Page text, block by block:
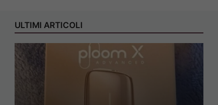
ULTIMI ARTICOLI